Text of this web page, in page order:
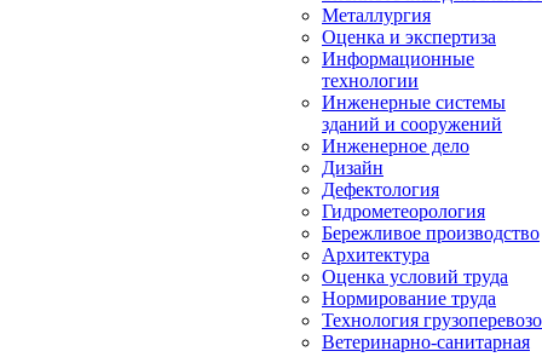
Металлургия
Оценка и экспертиза
Информационные
технологии
Инженерные системы
зданий и сооружений
Инженерное дело
Дизайн
Дефектология
Гидрометеорология
Бережливое производство
Архитектура
Оценка условий труда
Нормирование труда
Технология
Ветеринарно-санитарная